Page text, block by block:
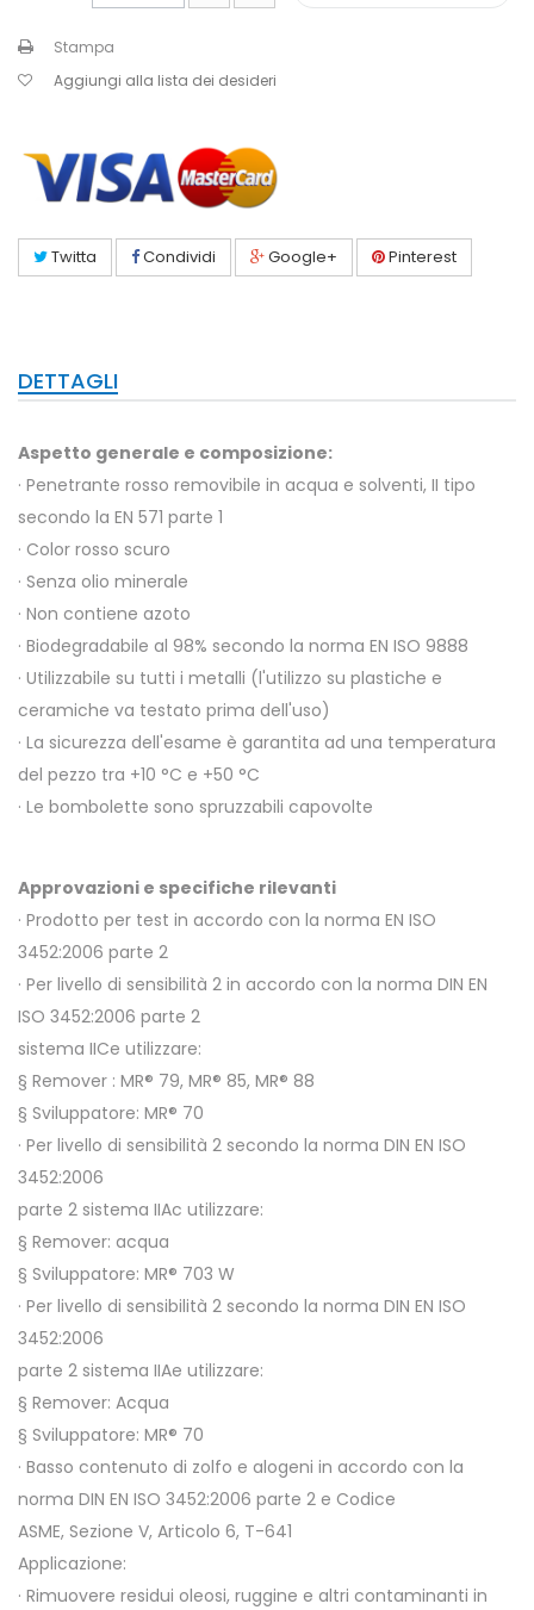
Stampa
Aggiungi alla lista dei desideri
Twitta Condividi Google+ Pinterest
DETTAGLI
Aspetto generale e composizione:
· Penetrante rosso removibile in acqua e solventi, II tipo
secondo la EN 571 parte 1
· Color rosso scuro
· Senza olio minerale
· Non contiene azoto
· Biodegradabile al 98% secondo la norma EN ISO 9888
· Utilizzabile su tutti i metalli (l'utilizzo su plastiche e
ceramiche va testato prima dell'uso)
· La sicurezza dell'esame è garantita ad una temperatura
del pezzo tra +10 °C e +50 °C
· Le bombolette sono spruzzabili capovolte
Approvazioni e specifiche rilevanti
· Prodotto per test in accordo con la norma EN ISO
3452:2006 parte 2
· Per livello di sensibilità 2 in accordo con la norma DIN EN
ISO 3452:2006 parte 2
sistema IICe utilizzare:
§ Remover : MR® 79, MR® 85, MR® 88
§ Sviluppatore: MR® 70
· Per livello di sensibilità 2 secondo la norma DIN EN ISO
3452:2006
parte 2 sistema IIAc utilizzare:
§ Remover: acqua
§ Sviluppatore: MR® 703 W
· Per livello di sensibilità 2 secondo la norma DIN EN ISO
3452:2006
parte 2 sistema IIAe utilizzare:
§ Remover: Acqua
§ Sviluppatore: MR® 70
· Basso contenuto di zolfo e alogeni in accordo con la
norma DIN EN ISO 3452:2006 parte 2 e Codice
ASME, Sezione V, Articolo 6, T-641
Applicazione:
· Rimuovere residui oleosi, ruggine e altri contaminanti in